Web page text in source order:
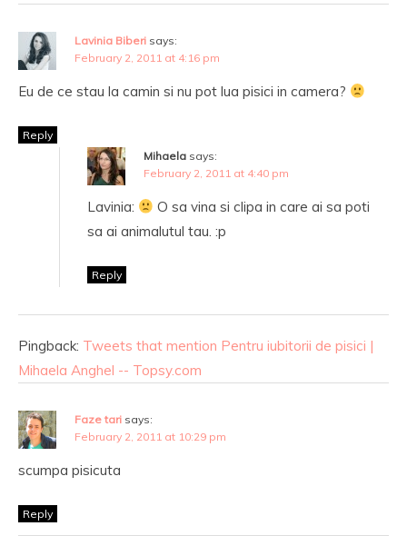
Lavinia Biberi says:
February 2, 2011 at 4:16 pm
Eu de ce stau la camin si nu pot lua pisici in camera?
Reply
Mihaela says:
February 2, 2011 at 4:40 pm
Lavinia:
O sa vina si clipa in care ai sa poti
sa ai animalutul tau. :p
Reply
Pingback: Tweets that mention Pentru iubitorii de pisici |
Mihaela Anghel -- Topsy.com
Faze tari says:
February 2, 2011 at 10:29 pm
scumpa pisicuta
Reply